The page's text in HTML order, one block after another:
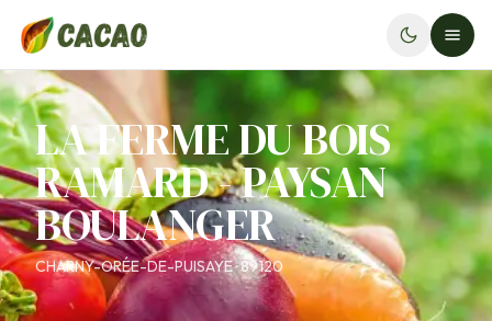
LA FERME DU BOIS
RAMARD - PAYSAN
BOULANGER
CHARNY-ORÉE-DE-PUISAYE · 89120